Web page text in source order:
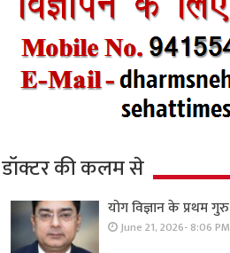
डॉक्टर की कलम से
योग विज्ञान के प्रथम
June 21, 2026- 8:06 PM